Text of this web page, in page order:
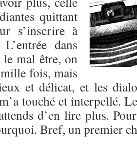
quittant
s’inscrire à
dans
le mal être, on
fois, mais
et délicat, et les
touché et interpellé.
d’en lire plus.
Bref, un premier